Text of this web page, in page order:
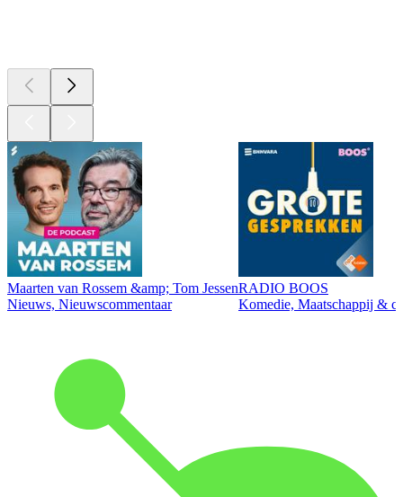
Maarten van Rossem &amp; Tom Jessen
Nieuws, Nieuwscommentaar
RADIO BOOS
Komedie, Maatschappij &